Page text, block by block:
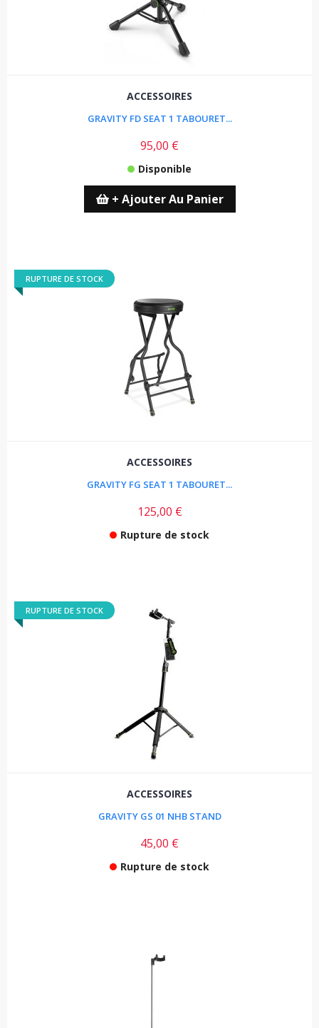
ACCESSOIRES
GRAVITY FD SEAT 1 TABOURET...
95,00 €
Disponible
+ Ajouter Au Panier
RUPTURE DE STOCK
ACCESSOIRES
GRAVITY FG SEAT 1 TABOURET...
125,00 €
Rupture de stock
RUPTURE DE STOCK
ACCESSOIRES
GRAVITY GS 01 NHB STAND
45,00 €
Rupture de stock